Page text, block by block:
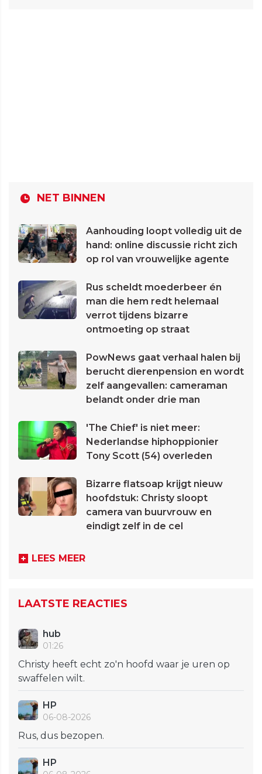
NET BINNEN
Aanhouding loopt volledig uit de
hand: online discussie richt zich
op rol van vrouwelijke agente
Rus scheldt moederbeer én
man die hem redt helemaal
verrot tijdens bizarre
ontmoeting op straat
PowNews gaat verhaal halen bij
berucht dierenpension en wordt
zelf aangevallen: cameraman
belandt onder drie man
'The Chief' is niet meer:
Nederlandse hiphoppionier
Tony Scott (54) overleden
Bizarre flatsoap krijgt nieuw
hoofdstuk: Christy sloopt
camera van buurvrouw en
eindigt zelf in de cel
LEES MEER
LAATSTE REACTIES
hub
01:26
Christy heeft echt zo'n hoofd waar je uren op
swaffelen wilt.
HP
06-08-2026
Rus, dus bezopen.
HP